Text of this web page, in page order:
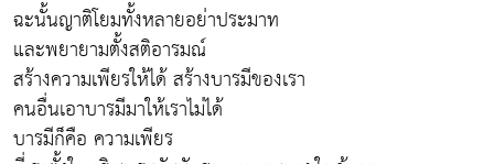
ฉะนั้นญาติโยมทั้งหลายอย่าประมาท
และพยายามตั้งสติอารมณ์
สร้างความเพียรให้ได้ สร้างบารมีของเรา
คนอื่นเอาบารมีมาให้เราไม่ได้
บารมีก็คือ ความเพียร